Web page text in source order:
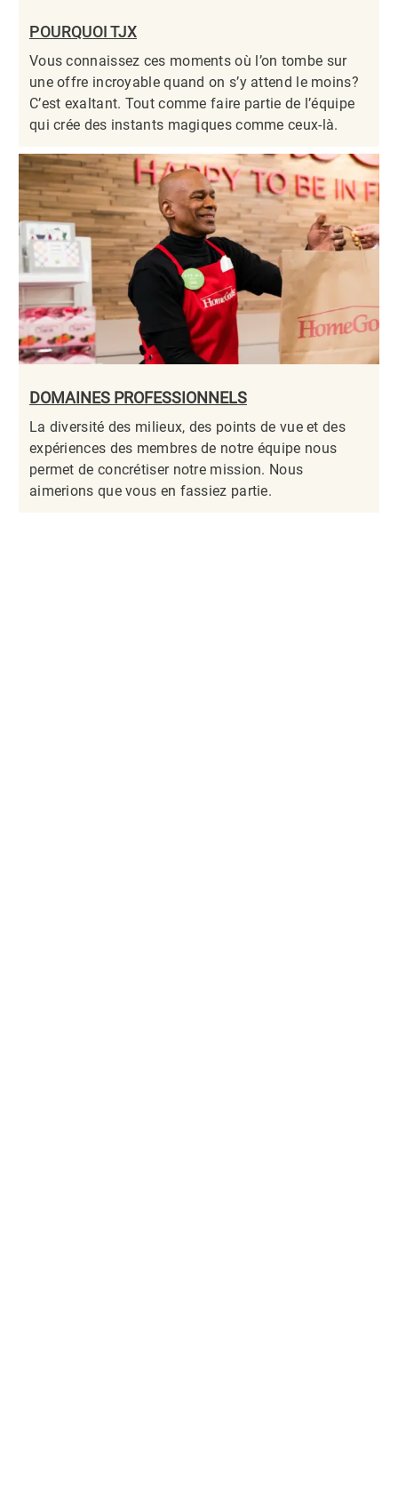
POURQUOI TJX
Vous connaissez ces moments où l’on tombe sur
une offre incroyable quand on s’y attend le moins?
C’est exaltant. Tout comme faire partie de l’équipe
qui crée des instants magiques comme ceux-là.​​​​​​​
DOMAINES PROFESSIONNELS
La diversité des milieux, des points de vue et des
expériences des membres de notre équipe nous
permet de concrétiser notre mission. Nous
aimerions que vous en fassiez partie.​​​​​​​